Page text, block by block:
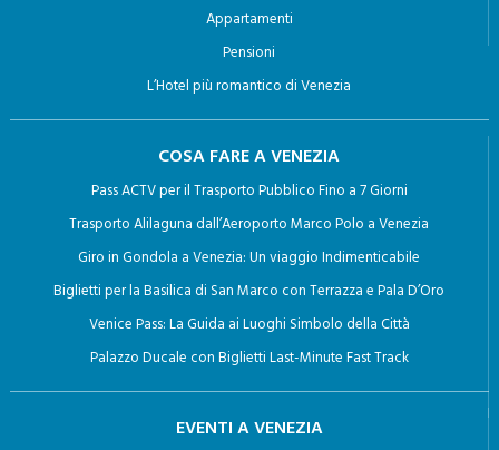
Appartamenti
Pensioni
L’Hotel più romantico di Venezia
COSA FARE A VENEZIA
Pass ACTV per il Trasporto Pubblico Fino a 7 Giorni
Trasporto Alilaguna dall’Aeroporto Marco Polo a Venezia
Giro in Gondola a Venezia: Un viaggio Indimenticabile
Biglietti per la Basilica di San Marco con Terrazza e Pala D’Oro
Venice Pass: La Guida ai Luoghi Simbolo della Città
Palazzo Ducale con Biglietti Last-Minute Fast Track
EVENTI A VENEZIA